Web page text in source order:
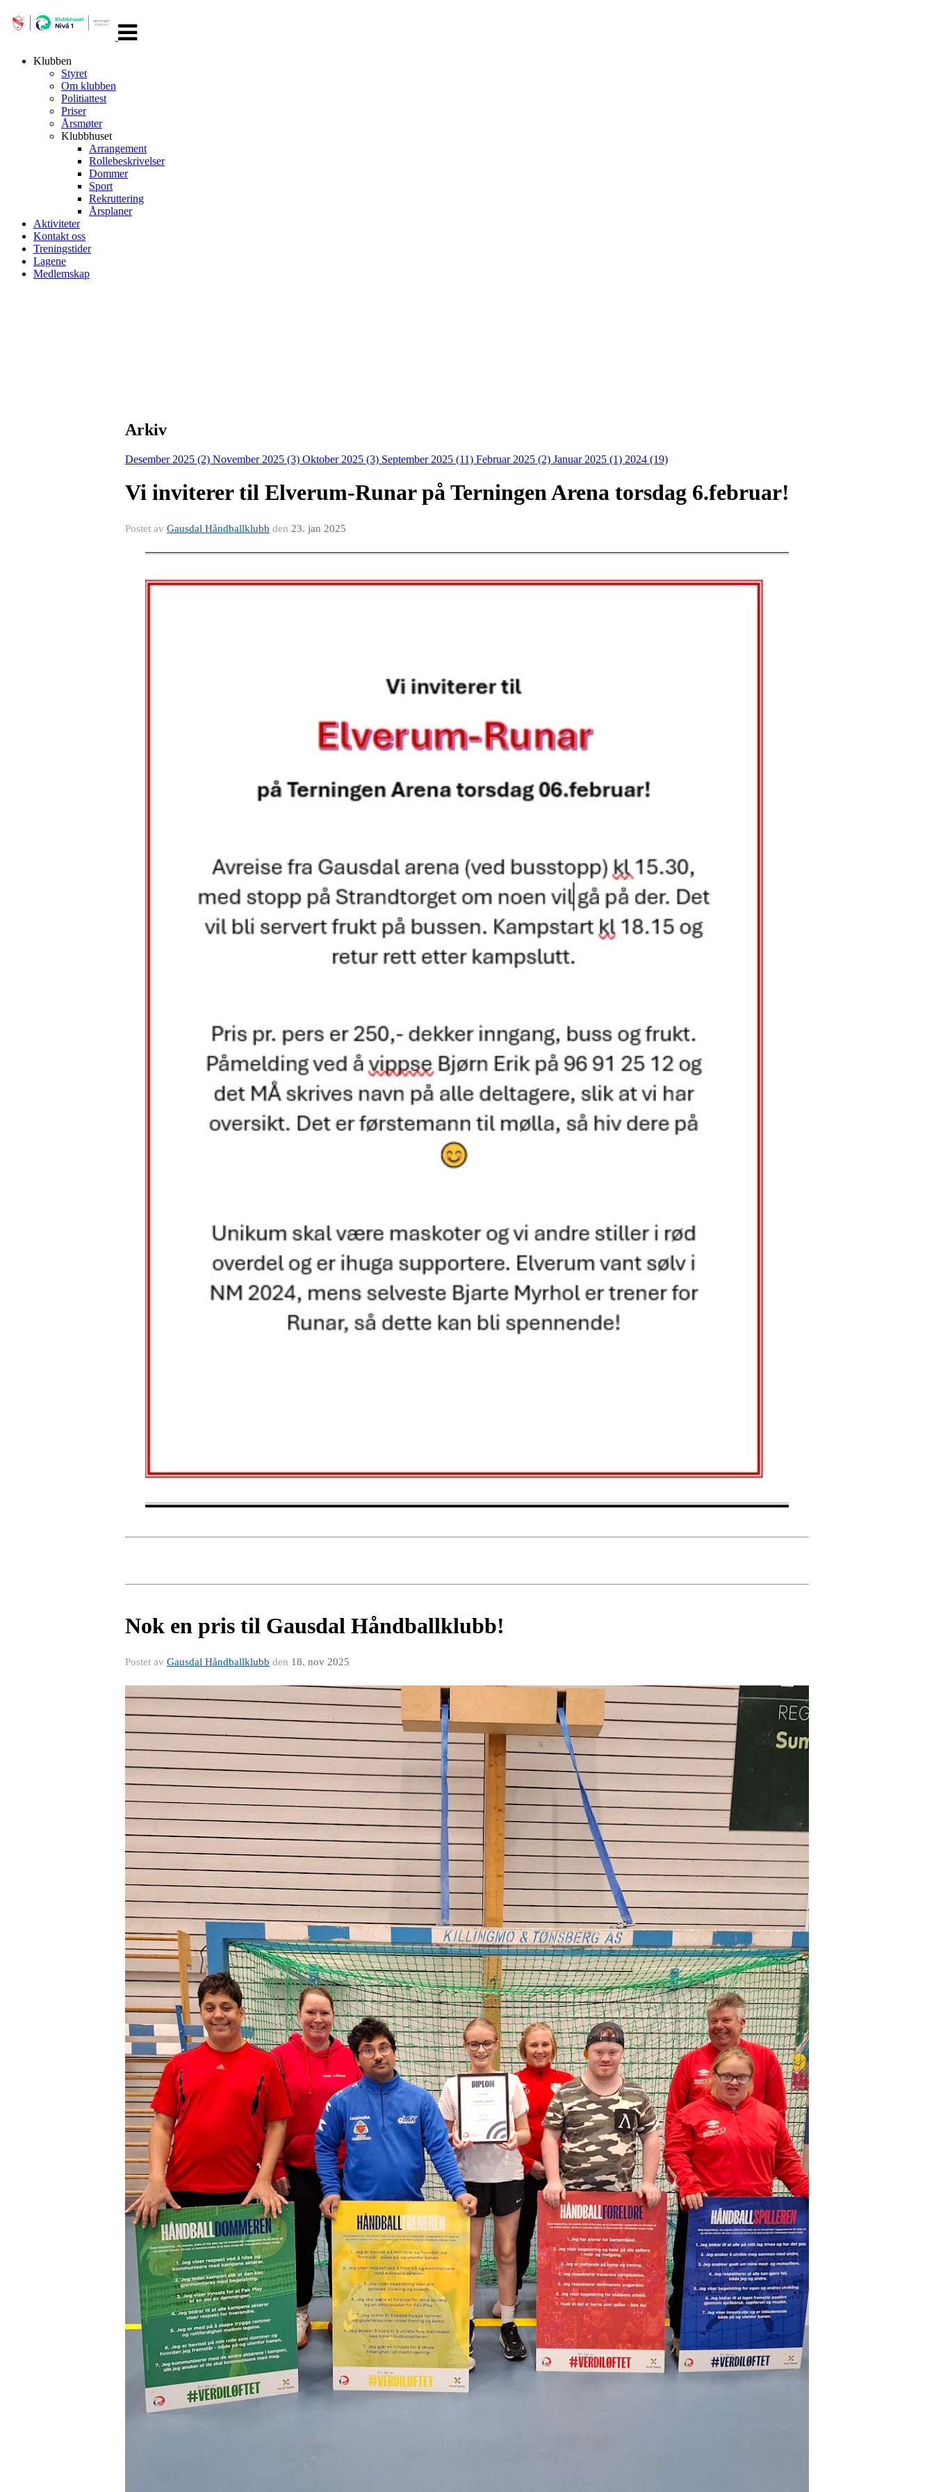
navigasjon
Klubben
Styret
Om klubben
Politiattest
Priser
Årsmøter
Klubbhuset
Arrangement
Rollebeskrivelser
Dommer
Sport
Rekruttering
Årsplaner
Aktiviteter
Kontakt oss
Treningstider
Lagene
Medlemskap
Arkiv
Desember 2025 (2) November 2025 (3) Oktober 2025 (3) September 2025 (11) Februar 2025 (2) Januar 2025 (1) 2024 (19)
Vi inviterer til Elverum-Runar på Terningen Arena torsdag 6.februar!
Postet av Gausdal Håndballklubb den 23. jan 2025
Nok en pris til Gausdal Håndballklubb!
Postet av Gausdal Håndballklubb den 18. nov 2025